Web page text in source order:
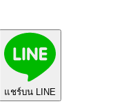
แชร์บน LINE